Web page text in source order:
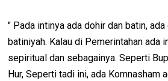
" Pada intinya ada dohir dan batin,
batiniyah. Kalau di Pemerintahan ada
sepiritual dan sebagainya. Seperti
Hur, Seperti tadi ini, ada Komnasham